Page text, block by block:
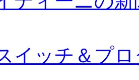
イッチ＆プ